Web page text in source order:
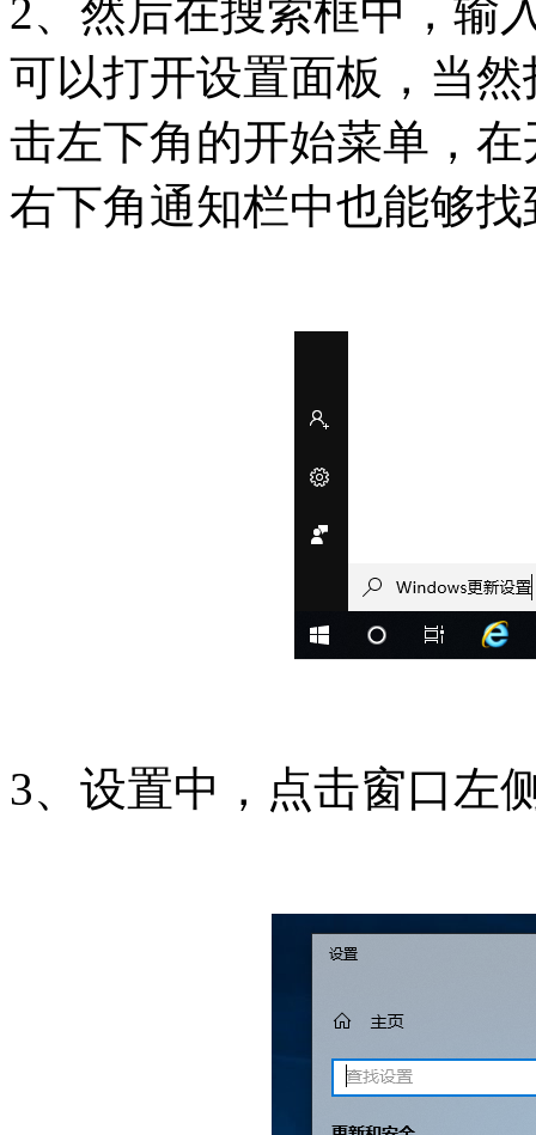
2、然后在搜索框中，输
可以打开设置面板，当
击左下角的开始菜单，
右下角通知栏中也能够
3、设置中，点击窗口左